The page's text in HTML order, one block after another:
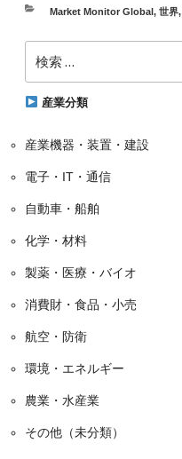
カ
リ
Market Monitor Global, 世界,
索:
産業分類
産業機器・装置・建設
電子・IT・通信
自動車・船舶
化学・材料
製薬・医療・バイオ
消費財・食品・小売
航空・防衛
環境・エネルギー
農業・水産業
その他（未分類）